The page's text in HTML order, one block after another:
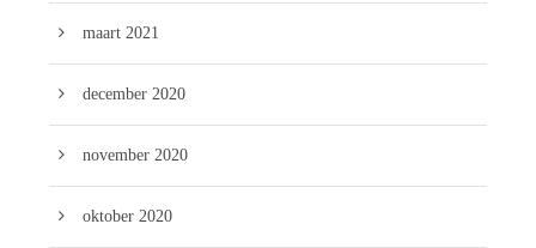
maart 2021
december 2020
november 2020
oktober 2020